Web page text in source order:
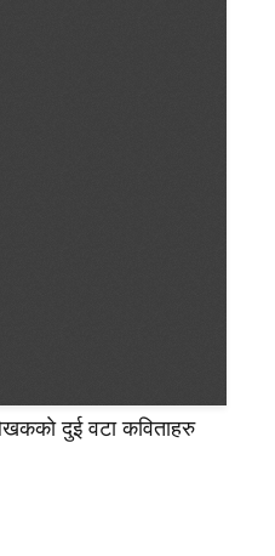
दुई वटा कविताहरु